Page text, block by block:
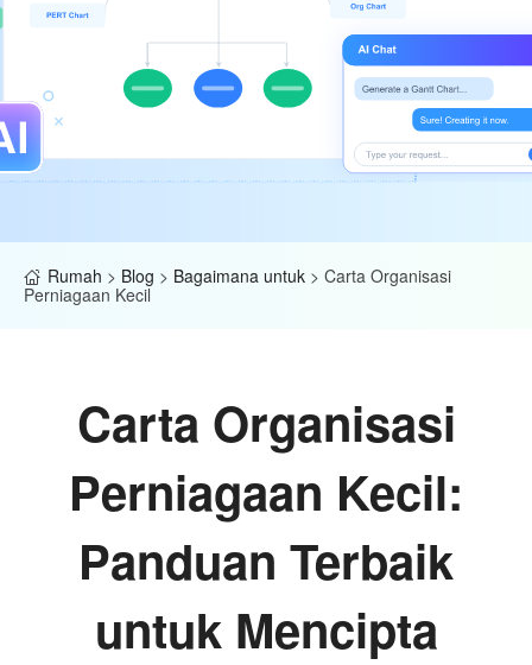
Rumah > Blog > Bagaimana untuk > Carta Organisasi
Perniagaan Kecil
Carta Organisasi
Perniagaan Kecil:
Panduan Terbaik
untuk Mencipta